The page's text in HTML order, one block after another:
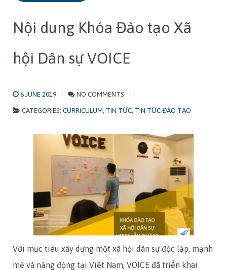
Nội dung Khóa Đào tạo Xã
hội Dân sự VOICE
6 JUNE 2019
NO COMMENTS
CATEGORIES: CURRICULUM TIN TỨC TIN TỨC ĐÀO TẠO
Với mục tiêu xây dựng một xã hội dân sự độc lập, mạnh
mẽ và năng động tại Việt Nam, VOICE đã triển khai